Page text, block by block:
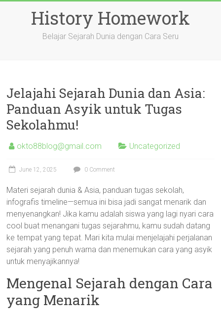
History Homework
Belajar Sejarah Dunia dengan Cara Seru
Jelajahi Sejarah Dunia dan Asia:
Panduan Asyik untuk Tugas
Sekolahmu!
okto88blog@gmail.com Uncategorized
June 12, 2025 0 Comment
Materi sejarah dunia & Asia, panduan tugas sekolah,
infografis timeline—semua ini bisa jadi sangat menarik dan
menyenangkan! Jika kamu adalah siswa yang lagi nyari cara
cool buat menangani tugas sejarahmu, kamu sudah datang
ke tempat yang tepat. Mari kita mulai menjelajahi perjalanan
sejarah yang penuh warna dan menemukan cara yang asyik
untuk menyajikannya!
Mengenal Sejarah dengan Cara
yang Menarik